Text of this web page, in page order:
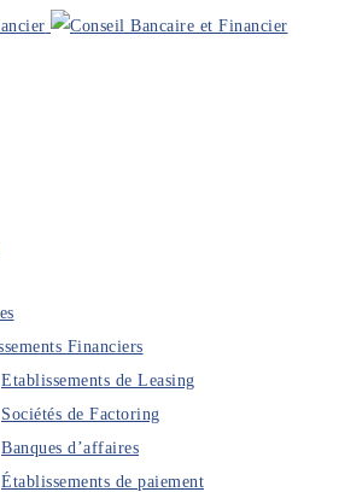
Financiers
Etablissements de Leasing
Sociétés de Factoring
Banques d’affaires
Établissements de paiement